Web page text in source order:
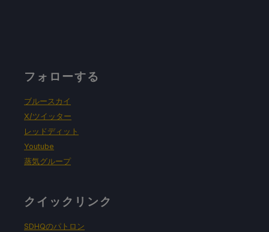
フォローする
ブルースカイ
X/ツイッター
レッドディット
Youtube
蒸気グループ
クイックリンク
SDHQのパトロン